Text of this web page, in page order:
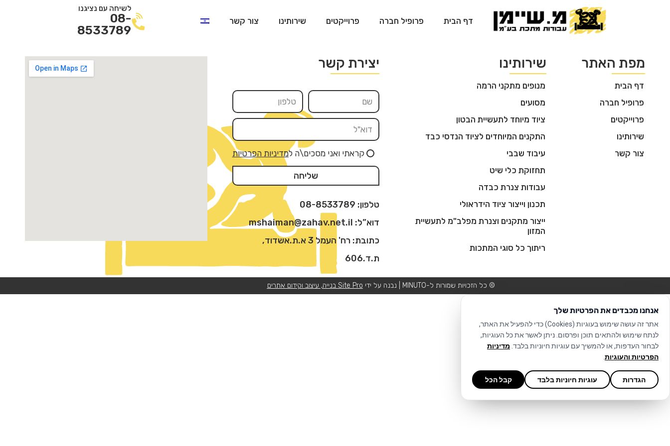
דף הבית פרופיל חברה פרוייקטים שירותינו צור קשר
לשיחה עם נציגנו
08-
8533789
מפת האתר
דף הבית
פרופיל חברה
פרוייקטים
שירותינו
צור קשר
שירותינו
מנופים מתקני הרמה
מסועים
ציוד מיוחד לתעשיית הבטון
התקנים המיוחדים לציוד הנדסי כבד
עיבוד שבבי
תחזוקת כלי שיט
עבודות צנרת כבדה
תכנון וייצור ציוד הידראולי
ייצור מתקנים וצנרת מפלב"מ לתעשיית
המזון
ריתוך כל סוגי המתכות
יצירת קשר
קראתי ואני מסכים\ה למדיניות הפרטיות
שליחה
טלפון: 08-8533789
דוא”ל: mshaiman@zahav.net.il
כתובת: רח' העמל 3 א.ת.אשדוד,
ת.ד.606
© כל הזכויות שמורות ל-MINUTO | נבנה על ידי Site Pro בנייה, עיצוב וקידום אתרים
אנחנו מכבדים את הפרטיות שלך
אתר זה עושה שימוש בעוגיות (Cookies) כדי להפעיל את האתר,
לנתח שימוש ולהתאים תוכן ופרסום. ניתן לאשר את כל העוגיות,
לבחור העדפות, או להמשיך עם עוגיות חיוניות בלבד. מדיניות
הפרטיות והעוגיות
הגדרות עוגיות חיוניות בלבד קבל הכל